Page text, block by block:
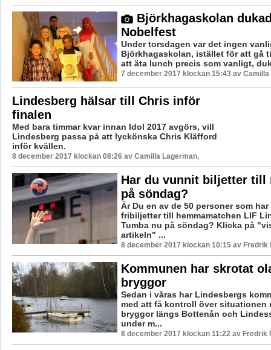
Björkhagaskolan
Nobelfest
Under torsdagen var det ingen
Björkhagaskolan, istället för att gå
att äta lunch precis som vanligt,
7 december 2017 klockan 15:43 av Camilla
Lindesberg hälsar till Chris inför
finalen
Med bara timmar kvar innan Idol 2017 avgörs, vill
Lindesberg passa på att lyckönska Chris Kläfford
inför kvällen.
8 december 2017 klockan 08:26 av Camilla Lagerman,
Har du vunnit biljetter till
på söndag?
Är Du en av de 50 personer som
fribiljetter till hemmamatchen LIF
Tumba nu på söndag? Klicka på
artikeln" ...
8 december 2017 klockan 10:15 av Fredrik
Kommunen har skrotat
bryggor
Sedan i våras har Lindesbergs
med att få kontroll över situationen
bryggor längs Bottenån och
under m...
8 december 2017 klockan 11:22 av Fredrik